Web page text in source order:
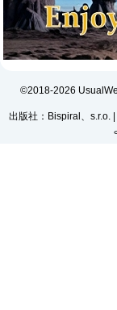
©2018-2026
出版社：Bispiral、s.r.o. |